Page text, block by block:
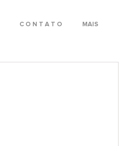
C O N T A T O MAIS